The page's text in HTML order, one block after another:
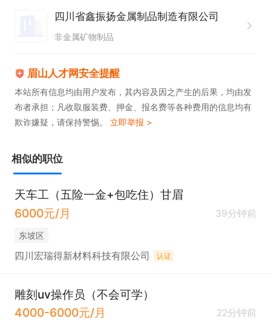
提升专业技能，在职业发展道路上不断进步。
四川省鑫振扬金属制品制造有限公司
非金属矿物制品
眉山人才网安全提醒
本站所有信息均由用户发布，其内容及因之产生的后果，均由发
布者承担；凡收取服装费、押金、报名费等各种费用的信息均有
欺诈嫌疑，请保持警惕。 立即举报 >
相似的职位
天车工（五险一金+包吃住）甘眉
6000元/月
39分钟前
东坡区
四川宏瑞得新材料科技有限公司 认证
雕刻uv操作员（不会可学）
4000-6000元/月
22分钟前